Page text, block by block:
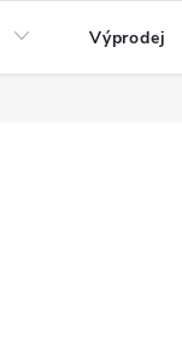
Výprodej